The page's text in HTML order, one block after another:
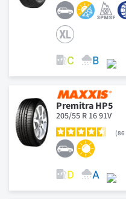
Premitra HP5
205/55 R 16 91V
86